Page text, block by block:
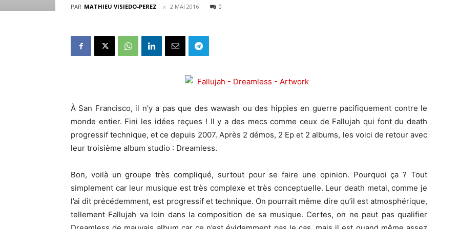
PAR MATHIEU VISIEDO-PEREZ 2 MAI 2016 0
À San Francisco, il n’y a pas que des wawash ou des hippies en guerre pacifiquement contre le
monde entier. Fini les idées reçues ! Il y a des mecs comme ceux de Fallujah qui font du death
progressif technique, et ce depuis 2007. Après 2 démos, 2 Ep et 2 albums, les voici de retour avec
leur troisième album studio : Dreamless.
Bon, voilà un groupe très compliqué, surtout pour se faire une opinion. Pourquoi ça ? Tout
simplement car leur musique est très complexe et très conceptuelle. Leur death metal, comme je
l’ai dit précédemment, est progressif et technique. On pourrait même dire qu’il est atmosphérique,
tellement Fallujah va loin dans la composition de sa musique. Certes, on ne peut pas qualifier